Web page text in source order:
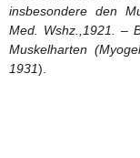
insbesondere den
Med. Wshz.,1921. –
Muskelharten
1931).